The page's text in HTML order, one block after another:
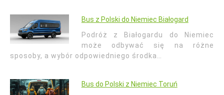
Bus z Polski do Niemiec Białogard
Podróż z Białogardu do Niemiec
może odbywać się na różne
sposoby, a wybór odpowiedniego środka…
Bus do Polski z Niemiec Toruń